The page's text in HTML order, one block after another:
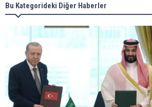
Bu Kategorideki Diğer Haberler